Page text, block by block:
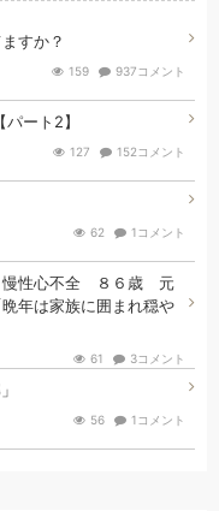
すか？
159 937コメント
ート2】
127 152コメント
62 1コメント
慢性心不全 ８６歳 元
年は家族に囲まれ穏や
61 3コメント
56 1コメント